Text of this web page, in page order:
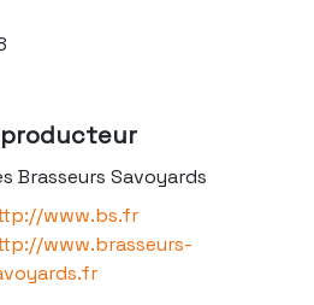
Brasseurs Savoyards
www.bs.fr
www.brasseurs-